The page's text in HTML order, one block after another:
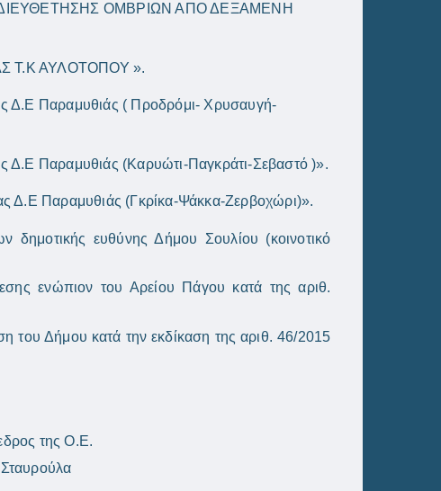
ΟΜΒΡΙΩΝ ΑΠΟ ΔΕΞΑΜΕΝΗ
Τ.Κ ΑΥΛΟΤΟΠΟΥ ».
Δ.Ε Παραμυθιάς ( Προδρόμι- Χρυσαυγή-
Δ.Ε Παραμυθιάς (Καρυώτι-Παγκράτι-Σεβαστό )».
Δ.Ε Παραμυθιάς (Γκρίκα-Ψάκκα-Ζερβοχώρι)».
δημοτικής ευθύνης Δήμου Σουλίου (κοινοτικό
ενώπιον του Αρείου Πάγου κατά της αριθ.
του Δήμου κατά την εκδίκαση της αριθ. 46/2015
της Ο.Ε.